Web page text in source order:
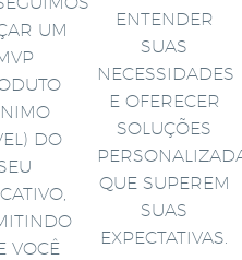
UM
DO
VOCÊ
ENTENDER
SUAS
NECESSIDADES
E OFERECER
SOLUÇÕES
QUE SUPEREM
SUAS
EXPECTATIVAS.